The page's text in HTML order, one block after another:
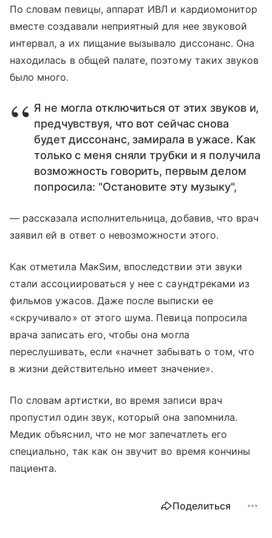
По словам певицы, аппарат ИВЛ и кардиомонитор
вместе создавали неприятный для нее звуковой
интервал, а их пищание вызывало диссонанс. Она
находилась в общей палате, поэтому таких звуков
было много.
Я не могла отключиться от этих звуков и,
предчувствуя, что вот сейчас снова
будет диссонанс, замирала в ужасе. Как
только с меня сняли трубки и я получила
возможность говорить, первым делом
попросила: "Остановите эту музыку",
— рассказала исполнительница, добавив, что врач
заявил ей в ответ о невозможности этого.
Как отметила МакSим, впоследствии эти звуки
стали ассоциироваться у нее с саундтреками из
фильмов ужасов. Даже после выписки ее
«скручивало» от этого шума. Певица попросила
врача записать его, чтобы она могла
переслушивать, если «начнет забывать о том, что
в жизни действительно имеет значение».
По словам артистки, во время записи врач
пропустил один звук, который она запомнила.
Медик объяснил, что не мог запечатлеть его
специально, так как он звучит во время кончины
пациента.
Поделиться